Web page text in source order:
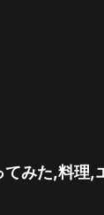
みた,料理